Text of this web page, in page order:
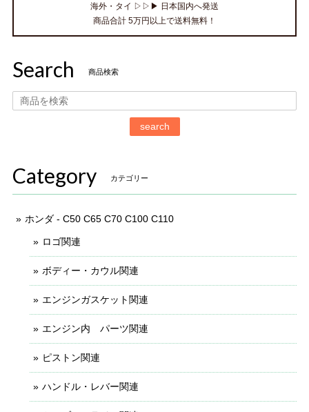
海外・タイ ▷▷▶ 日本国内へ発送
商品合計 5万円以上で送料無料！
Search 商品検索
search
Category カテゴリー
ホンダ - C50 C65 C70 C100 C110
ロゴ関連
ボディー・カウル関連
エンジンガスケット関連
エンジン内 パーツ関連
ピストン関連
ハンドル・レバー関連